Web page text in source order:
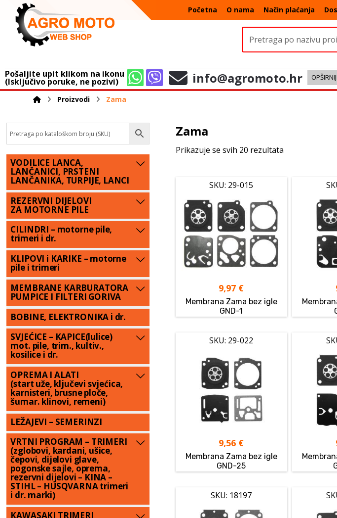
Početna O nama Način plaćanja
Pošaljite upit klikom na ikonu
(Isključivo poruke, ne pozivi) info@agromoto.hr
Proizvodi Zama
Zama
Prikazuje se svih 20 rezultata
SKU: 29-015
9,97 €
Membrana Zama bez igle
GND-1
SKU: 29-022
9,56 €
Membrana Zama bez igle
GND-25
SKU: 18197
VODILICE LANCA,
LANČANICI, PRSTENI
LANČANIKA, TURPIJE, LANCI
REZERVNI DIJELOVI
ZA MOTORNE PILE
CILINDRI – motorne pile,
trimeri i dr.
KLIPOVI i KARIKE – motorne
pile i trimeri
MEMBRANE KARBURATORA
PUMPICE I FILTERI GORIVA
BOBINE, ELEKTRONIKA i dr.
SVJEĆICE – KAPICE(lulice)
mot. pile, trim., kultiv.,
kosilice i dr.
OPREMA I ALATI
(start uže, ključevi svjećica,
karnisteri, brusne ploče,
šumar. klinovi, remeni)
LEŽAJEVI – SEMERINZI
VRTNI PROGRAM – TRIMERI
(zglobovi, kardani, ušice,
čepovi, dijelovi glave,
pogonske sajle, oprema,
rezervni dijelovi – KINA –
STIHL – HUSQVARNA trimeri
i dr. marki)
KAWASAKI TRIMERI